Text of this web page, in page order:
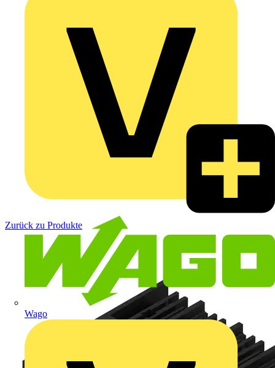
Wago
Zurück zu Produkte